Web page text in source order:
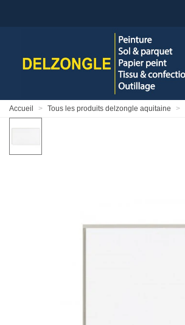
Accueil > Tous les produits delzongle aquitaine >